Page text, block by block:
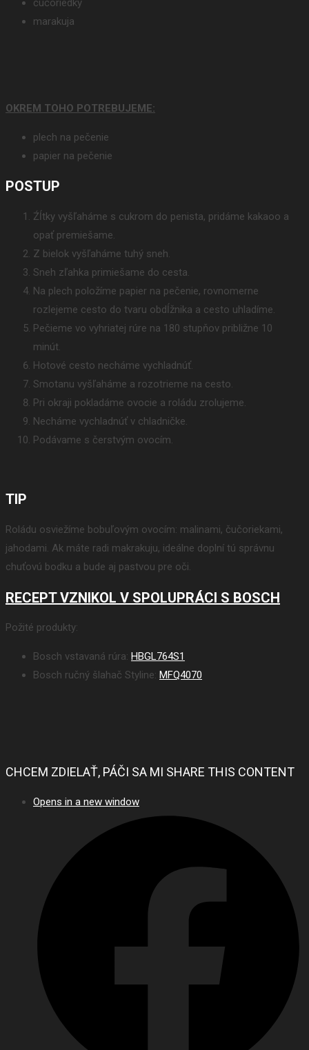
čučoriedky
marakuja
OKREM TOHO POTREBUJEME:
plech na pečenie
papier na pečenie
POSTUP
Źĺtky vyšľaháme s cukrom do penista, pridáme kakaoo a
opať premiešame.
Z bielok vyšľaháme tuhý sneh.
Sneh zľahka primiešame do cesta.
Na plech položíme papier na pečenie, rovnomerne
rozlejeme cesto do tvaru obdĺžnika a cesto uhladíme.
Pečieme vo vyhriatej rúre na 180 stupňov približne 10
minút.
Hotové cesto necháme vychladnúť.
Smotanu vyšľaháme a rozotrieme na cesto.
Pri okraji pokladáme ovocie a roládu zrolujeme.
Necháme vychladnúť v chladničke.
Podávame s čerstvým ovocím.
TIP
Roládu osviežíme bobuľovým ovocím: malinami, čučoriekami,
jahodami. Ak máte radi makrakuju, ideálne doplní tú správnu
chuťovú bodku a bude aj pastvou pre oči.
RECEPT VZNIKOL V SPOLUPRÁCI S BOSCH
Požité produkty:
Bosch vstavaná rúra: HBGL764S1
Bosch ručný šlahač Styline: MFQ4070
CHCEM ZDIELAŤ, PÁČI SA MI SHARE THIS CONTENT
Opens in a new window